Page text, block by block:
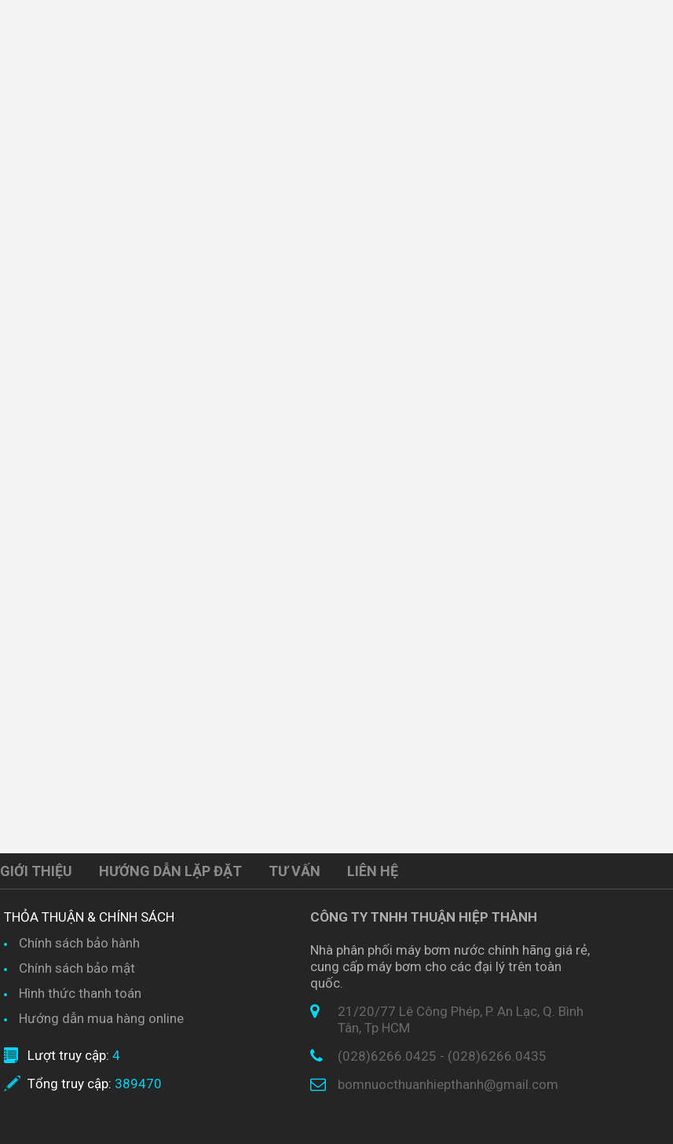
GIỚI THIỆU HƯỚNG DẪN LẶP ĐẶT TƯ VẤN LIÊN HỆ
THỎA THUẬN & CHÍNH SÁCH
Chính sách bảo hành
Chính sách bảo mật
Hình thức thanh toán
Hướng dẫn mua hàng online
Lượt truy cập: 4
Tổng truy cập: 389470
CÔNG TY TNHH THUẬN HIỆP THÀNH
Nhà phân phối máy bơm nước chính hãng giá rẻ,
cung cấp máy bơm cho các đại lý trên toàn
quốc.
21/20/77 Lê Công Phép, P. An Lạc, Q. Bình
Tân, Tp HCM
(028)6266.0425 - (028)6266.0435
bomnuocthuanhiepthanh@gmail.com